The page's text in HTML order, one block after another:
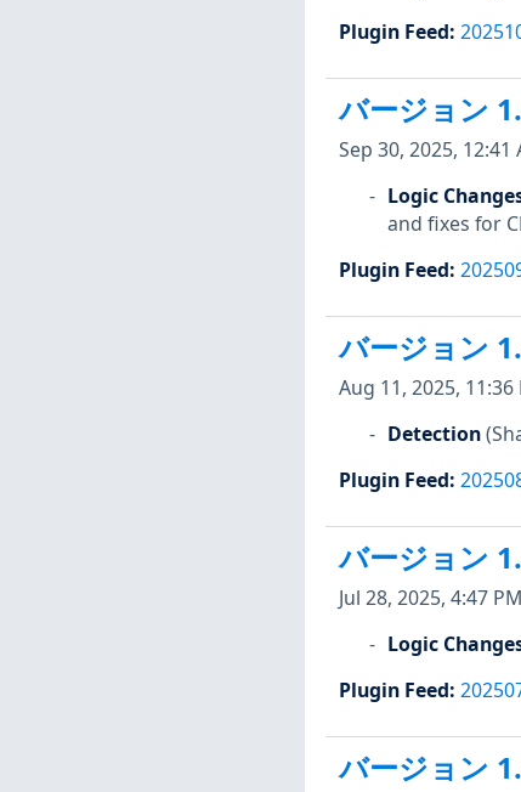
Plugin Feed:
バージョン
Sep 30, 2025, 12:41
Logic
and fixes for
Plugin Feed:
バージョン
Aug 11, 2025, 11:36
Detection
Plugin Feed:
バージョン
Jul 28, 2025, 4:47 PM
Logic
Plugin Feed:
バージョン